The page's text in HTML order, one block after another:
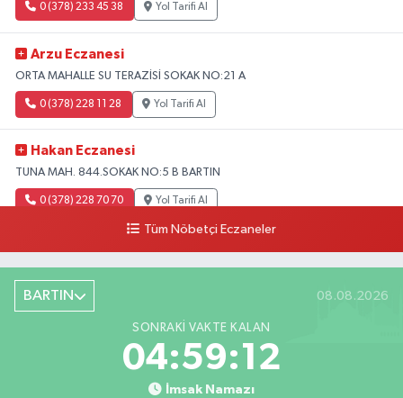
0 (378) 233 45 38 Yol Tarifi Al
Arzu Eczanesi
ORTA MAHALLE SU TERAZİSİ SOKAK NO:21 A
0 (378) 228 11 28 Yol Tarifi Al
Hakan Eczanesi
TUNA MAH. 844.SOKAK NO:5 B BARTIN
0 (378) 228 70 70 Yol Tarifi Al
Tüm Nöbetçi Eczaneler
BARTIN 08.08.2026
SONRAKI VAKTE KALAN
04:59:11
İmsak Namazı